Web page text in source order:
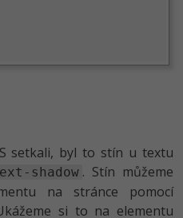
setkali, byl to stín u textu
shadow . Stín můžeme
na stránce pomocí
si to na elementu